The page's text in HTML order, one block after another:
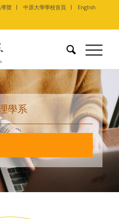
覽 中原大學學校首頁 English
學系